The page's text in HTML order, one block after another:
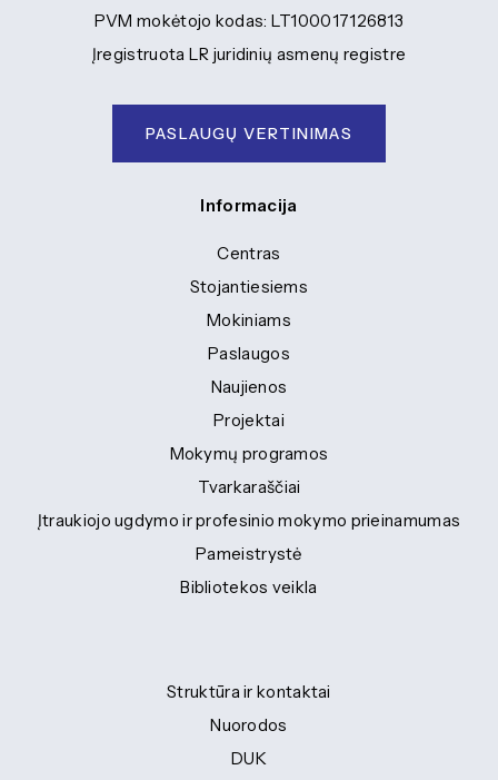
PVM mokėtojo kodas: LT100017126813
Įregistruota LR juridinių asmenų registre
PASLAUGŲ VERTINIMAS
Informacija
Centras
Stojantiesiems
Mokiniams
Paslaugos
Naujienos
Projektai
Mokymų programos
Tvarkaraščiai
Įtraukiojo ugdymo ir profesinio mokymo prieinamumas
Pameistrystė
Bibliotekos veikla
Struktūra ir kontaktai
Nuorodos
DUK